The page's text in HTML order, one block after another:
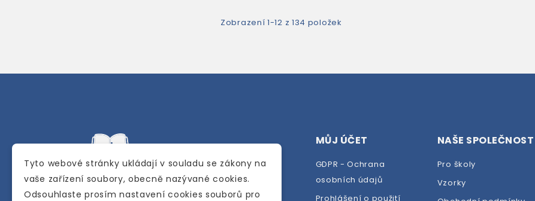
Zobrazení 1-12 z 134 položek
MŮJ ÚČET
GDPR - Ochrana
osobních údajů
Prohlášení o použití
NAŠE SPOLEČNOST
Pro školy
Vzorky
Tyto webové stránky ukládají v souladu se zákony na
vaše zařízení soubory, obecně nazývané cookies.
Odsouhlaste prosím nastavení cookies souborů pro